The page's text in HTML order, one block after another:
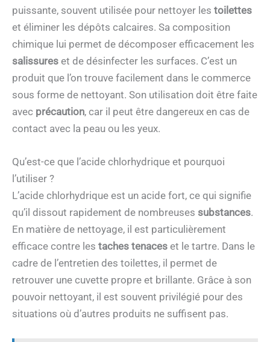
puissante, souvent utilisée pour nettoyer les toilettes
et éliminer les dépôts calcaires. Sa composition
chimique lui permet de décomposer efficacement les
salissures et de désinfecter les surfaces. C’est un
produit que l’on trouve facilement dans le commerce
sous forme de nettoyant. Son utilisation doit être faite
avec précaution, car il peut être dangereux en cas de
contact avec la peau ou les yeux.
Qu’est-ce que l’acide chlorhydrique et pourquoi
l’utiliser ?
L’acide chlorhydrique est un acide fort, ce qui signifie
qu’il dissout rapidement de nombreuses substances.
En matière de nettoyage, il est particulièrement
efficace contre les taches tenaces et le tartre. Dans le
cadre de l’entretien des toilettes, il permet de
retrouver une cuvette propre et brillante. Grâce à son
pouvoir nettoyant, il est souvent privilégié pour des
situations où d’autres produits ne suffisent pas.